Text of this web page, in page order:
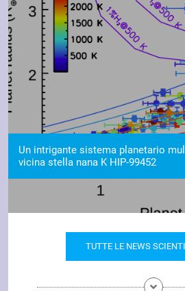
Un intrigante sistema planetario
vicina stella nana K HIP-99452
TUTTE LE NEWS